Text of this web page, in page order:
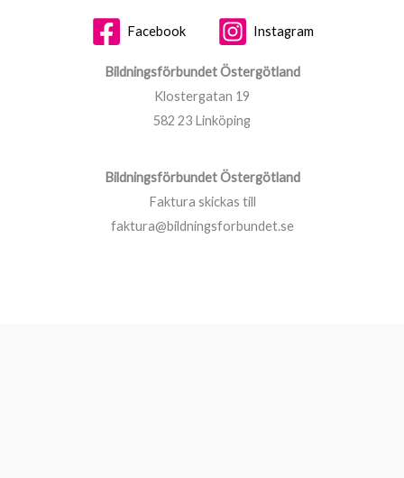
Facebook Instagram
Bildningsförbundet Östergötland
Klostergatan 19
582 23 Linköping
Bildningsförbundet Östergötland
Faktura skickas till
faktura@bildningsforbundet.se